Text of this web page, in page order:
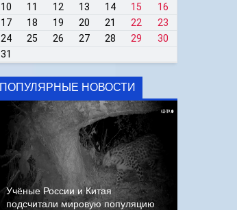
10
11 12 13 14 15
16
17
18 19 20 21 22
23
24
25 26 27 28 29
30
31
ПОПУЛЯРНЫЕ НОВОСТИ
Учёные России и Китая
подсчитали мировую популяцию